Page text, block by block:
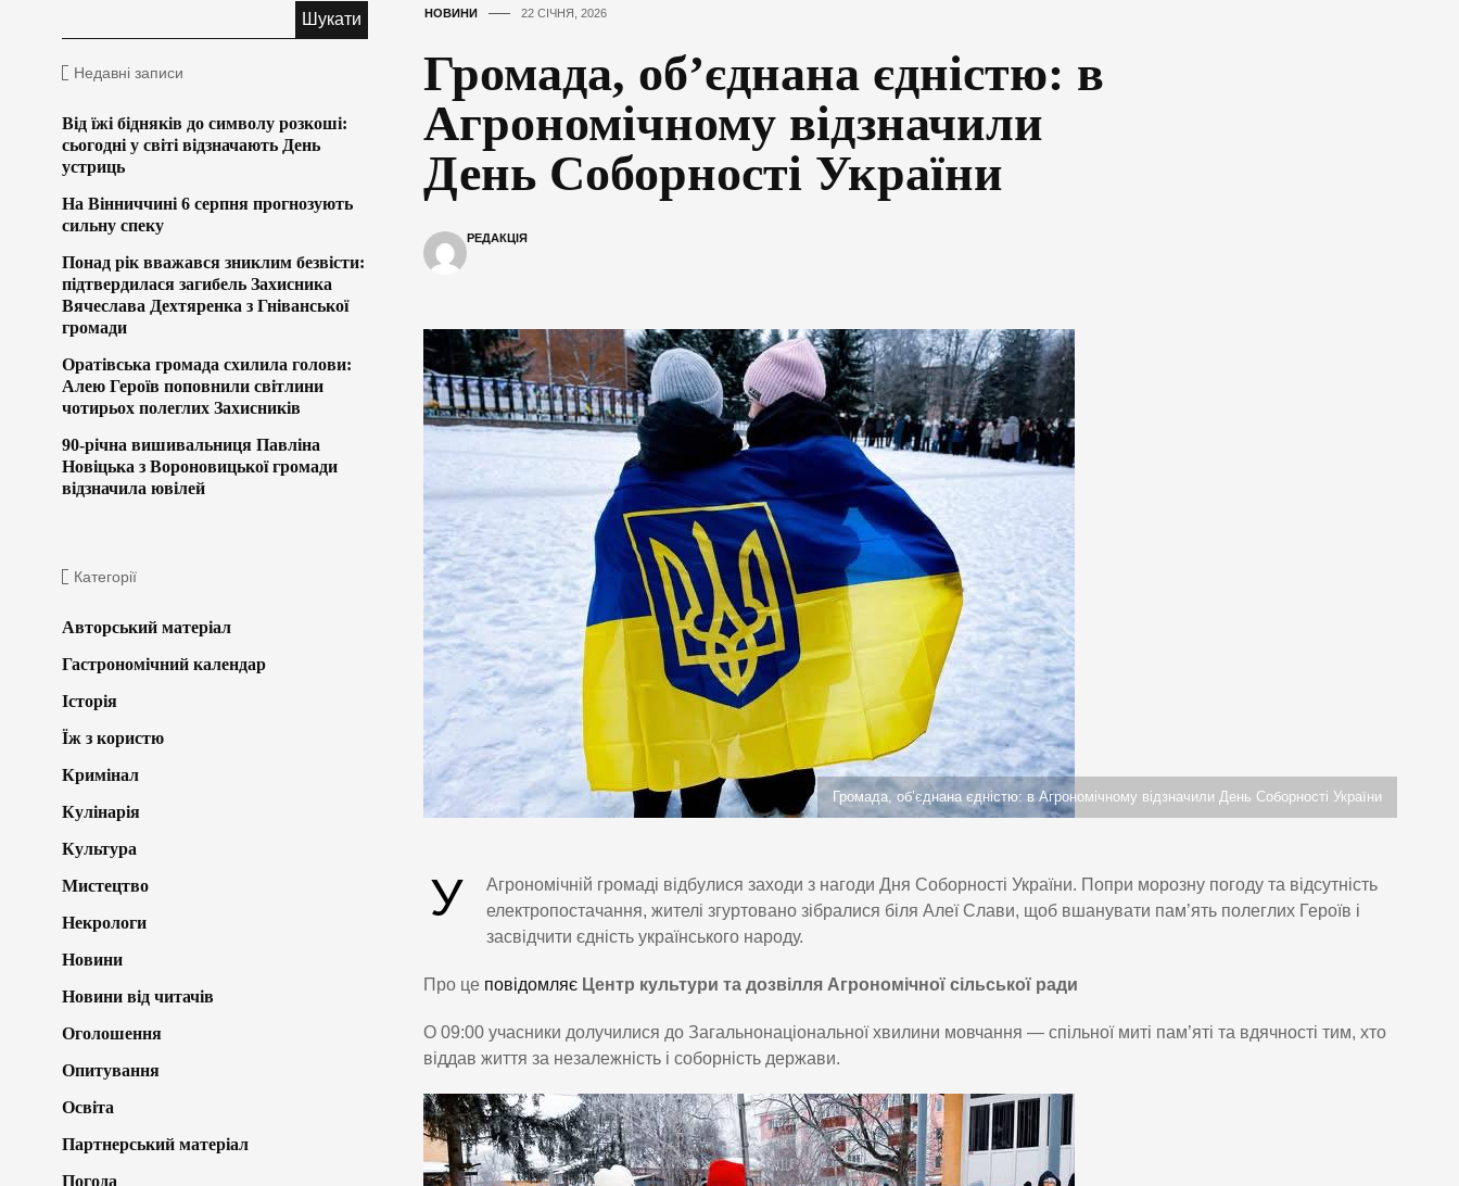
НОВИНИ 22 СІЧНЯ, 2026
Громада, об’єднана єдністю: в
Агрономічному відзначили
День Соборності України
РЕДАКЦІЯ
Громада, об’єднана єдністю: в Агрономічному відзначили День Соборності України
У
Агрономічній громаді відбулися заходи з нагоди Дня Соборності України. Попри морозну погоду та відсутність
електропостачання, жителі згуртовано зібралися біля Алеї Слави, щоб вшанувати пам’ять полеглих Героїв і
засвідчити єдність українського народу.
Про це повідомляє Центр культури та дозвілля Агрономічної сільської ради
О 09:00 учасники долучилися до Загальнонаціональної хвилини мовчання — спільної миті пам’яті та вдячності тим, хто
віддав життя за незалежність і соборність держави.
Недавні записи
Від їжі бідняків до символу розкоші:
сьогодні у світі відзначають День
устриць
На Вінниччині 6 серпня прогнозують
сильну спеку
Понад рік вважався зниклим безвісти:
підтвердилася загибель Захисника
Вячеслава Дехтяренка з Гніванської
громади
Оратівська громада схилила голови:
Алею Героїв поповнили світлини
чотирьох полеглих Захисників
90-річна вишивальниця Павліна
Новіцька з Вороновицької громади
відзначила ювілей
Категорії
Авторський матеріал
Гастрономічний календар
Історія
Їж з користю
Кримінал
Кулінарія
Культура
Мистецтво
Некрологи
Новини
Новини від читачів
Оголошення
Опитування
Освіта
Партнерський матеріал
Погода